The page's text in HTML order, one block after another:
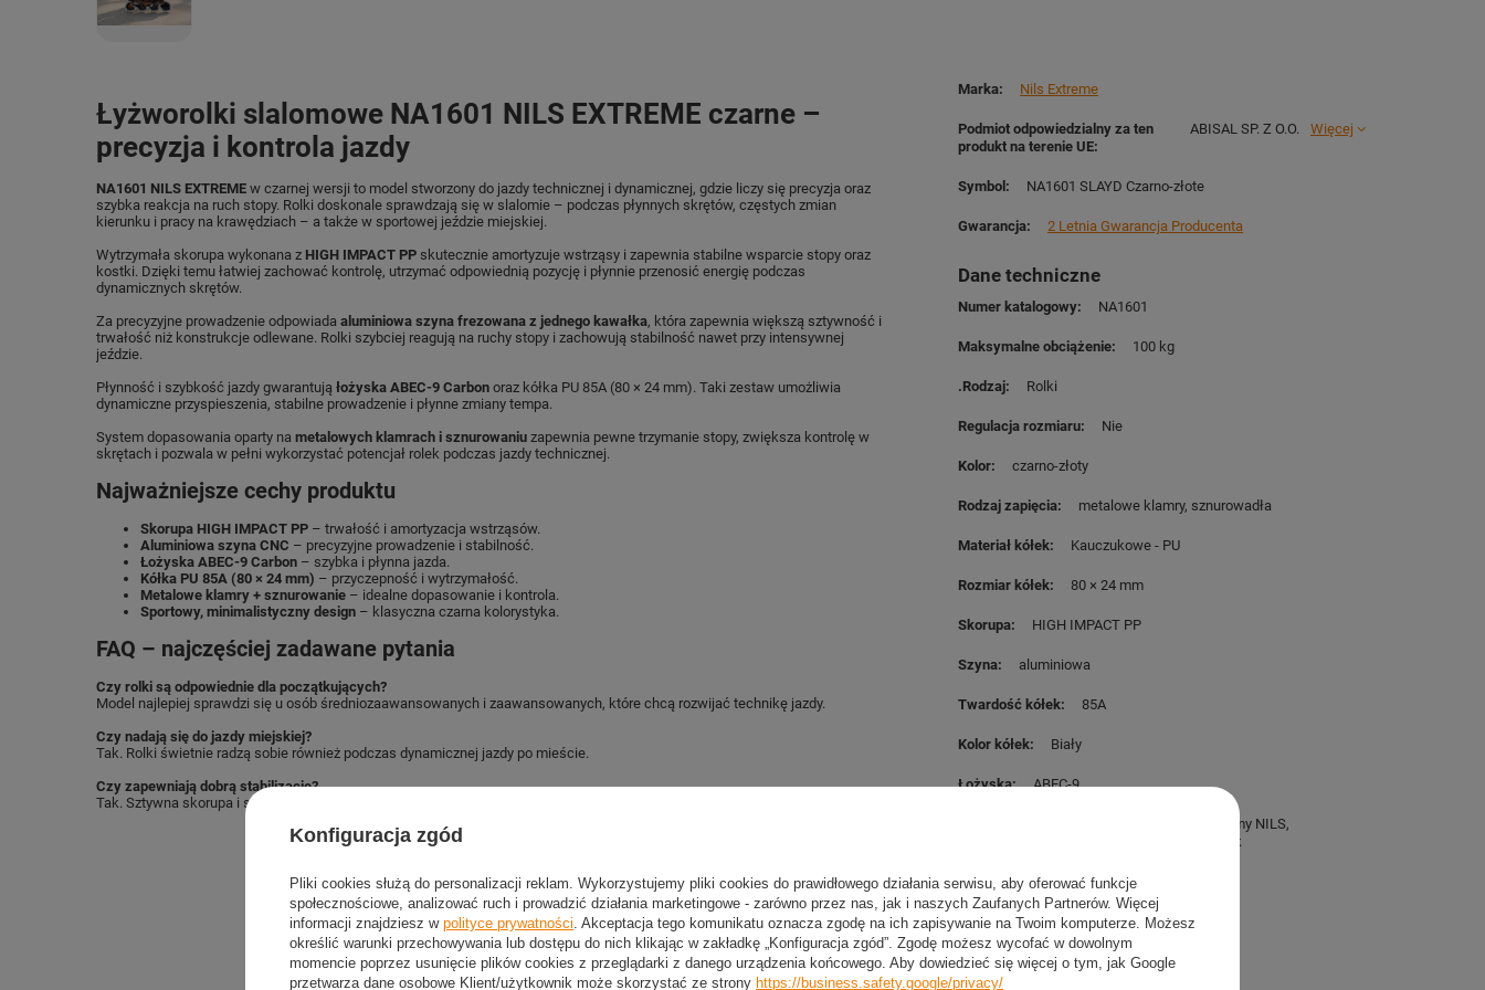
Łyżworolki slalomowe NA1601 NILS EXTREME czarne –
precyzja i kontrola jazdy
NA1601 NILS EXTREME w czarnej wersji to model stworzony do jazdy technicznej i dynamicznej, gdzie liczy się precyzja oraz
szybka reakcja na ruch stopy. Rolki doskonale sprawdzają się w slalomie – podczas płynnych skrętów, częstych zmian
kierunku i pracy na krawędziach – a także w sportowej jeździe miejskiej.
Wytrzymała skorupa wykonana z HIGH IMPACT PP skutecznie amortyzuje wstrząsy i zapewnia stabilne wsparcie stopy oraz
kostki. Dzięki temu łatwiej zachować kontrolę, utrzymać odpowiednią pozycję i płynnie przenosić energię podczas
dynamicznych skrętów.
Za precyzyjne prowadzenie odpowiada aluminiowa szyna frezowana z jednego kawałka, która zapewnia większą sztywność i
trwałość niż konstrukcje odlewane. Rolki szybciej reagują na ruchy stopy i zachowują stabilność nawet przy intensywnej
jeździe.
Płynność i szybkość jazdy gwarantują łożyska ABEC-9 Carbon oraz kółka PU 85A (80 × 24 mm). Taki zestaw umożliwia
dynamiczne przyspieszenia, stabilne prowadzenie i płynne zmiany tempa.
System dopasowania oparty na metalowych klamrach i sznurowaniu zapewnia pewne trzymanie stopy, zwiększa kontrolę w
skrętach i pozwala w pełni wykorzystać potencjał rolek podczas jazdy technicznej.
Najważniejsze cechy produktu
Skorupa HIGH IMPACT PP – trwałość i amortyzacja wstrząsów.
Aluminiowa szyna CNC – precyzyjne prowadzenie i stabilność.
Łożyska ABEC-9 Carbon – szybka i płynna jazda.
Kółka PU 85A (80 × 24 mm) – przyczepność i wytrzymałość.
Metalowe klamry + sznurowanie – idealne dopasowanie i kontrola.
Sportowy, minimalistyczny design – klasyczna czarna kolorystyka.
FAQ – najczęściej zadawane pytania
Czy rolki są odpowiednie dla początkujących?
Model najlepiej sprawdzi się u osób średniozaawansowanych i zaawansowanych, które chcą rozwijać technikę jazdy.
Czy nadają się do jazdy miejskiej?
Tak. Rolki świetnie radzą sobie również podczas dynamicznej jazdy po mieście.
Czy zapewniają dobrą stabilizację?
Tak. Sztywna skorupa i system zapięć gwarantują pewne trzymanie stopy i kontrolę podczas jazdy.
Marka Nils Extreme
Podmiot odpowiedzialny za ten
produkt na terenie UE
ABISAL SP. Z O.O. Więcej
Symbol NA1601 SLAYD Czarno-złote
Gwarancja 2 Letnia Gwarancja Producenta
Dane techniczne
Numer katalogowy NA1601
Maksymalne obciążenie 100 kg
.Rodzaj Rolki
Regulacja rozmiaru Nie
Kolor czarno-złoty
Rodzaj zapięcia metalowe klamry sznurowadła
Materiał kółek Kauczukowe - PU
Rozmiar kółek 80 × 24 mm
Skorupa HIGH IMPACT PP
Szyna aluminiowa
Twardość kółek 85A
Kolor kółek Biały
Łożyska ABEC-9
Nowe, oryginalne rolki firmy NILS
nasz firmowy kalendarzyk
Długość wkładki
36 228 mm
37 235 mm
Konfiguracja zgód
Pliki cookies służą do personalizacji reklam. Wykorzystujemy pliki cookies do prawidłowego działania serwisu, aby oferować funkcje
społecznościowe, analizować ruch i prowadzić działania marketingowe - zarówno przez nas, jak i naszych Zaufanych Partnerów. Więcej
informacji znajdziesz w polityce prywatności. Akceptacja tego komunikatu oznacza zgodę na ich zapisywanie na Twoim komputerze. Możesz
określić warunki przechowywania lub dostępu do nich klikając w zakładkę „Konfiguracja zgód”. Zgodę możesz wycofać w dowolnym
momencie poprzez usunięcie plików cookies z przeglądarki z danego urządzenia końcowego. Aby dowiedzieć się więcej o tym, jak Google
przetwarza dane osobowe Klient/użytkownik może skorzystać ze strony https://business.safety.google/privacy/